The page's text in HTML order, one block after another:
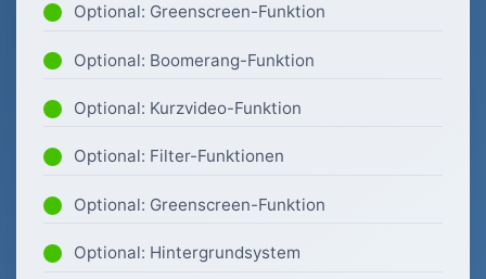
Optional: Greenscreen-Funktion
Optional: Boomerang-Funktion
Optional: Kurzvideo-Funktion
Optional: Filter-Funktionen
Optional: Greenscreen-Funktion
Optional: Hintergrundsystem